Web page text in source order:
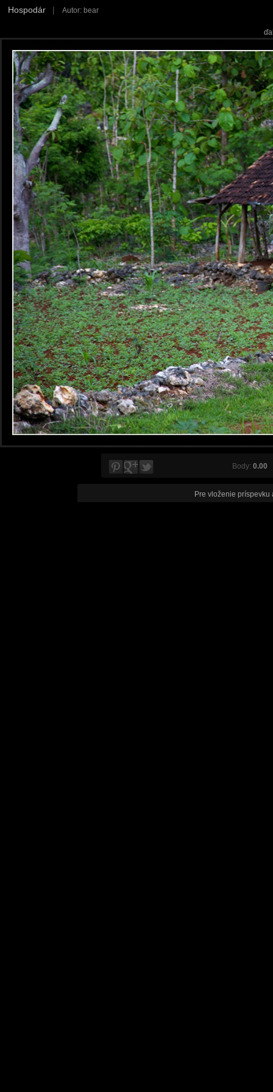
Hospodár | Autor: bear
Body: 0.00
Pre vloženie